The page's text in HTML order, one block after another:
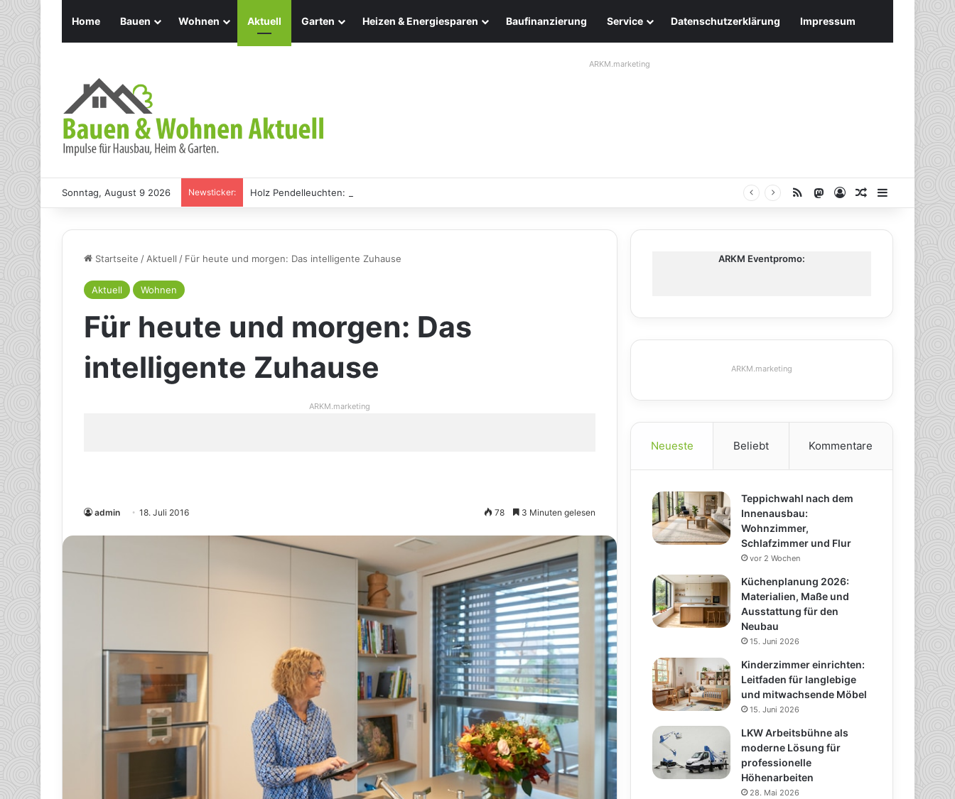
Home Bauen Wohnen Aktuell Garten Heizen & Energiesparen Baufinanzierung Service Datenschutzerklärung Impressum
ARKM.marketing
Sonntag, August 9 2026 Newsticker: Holz Pendelleuchten: Eleganz und Nachhaltigkeit für Ihr Zuhause RSS Mastodon
AnmeldenZufälliger
Startseite /Aktuell / Für heute und morgen: Das intelligente Zuhause
Aktuell Wohnen
Für heute und morgen: Das
intelligente Zuhause
ARKM.marketing
admin 18. Juli 2016 78 3 Minuten gelesen
ARKM Eventpromo:
ARKM.marketing
Neueste Beliebt Kommentare
Teppichwahl nach dem
Innenausbau:
Wohnzimmer,
Schlafzimmer und Flur
vor 2 Wochen
Küchenplanung 2026:
Materialien, Maße und
Ausstattung für den
Neubau
15. Juni 2026
Kinderzimmer einrichten:
Leitfaden für langlebige
und mitwachsende Möbel
15. Juni 2026
LKW Arbeitsbühne als
moderne Lösung für
professionelle
Höhenarbeiten
28. Mai 2026